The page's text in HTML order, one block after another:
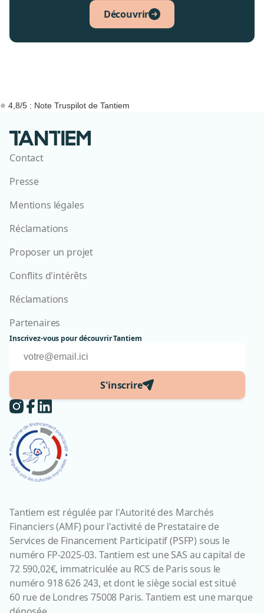
Découvrir
⭐ 4,8/5 : Note Truspilot de Tantiem
Contact
Presse
Mentions légales
Réclamations
Proposer un projet
Conflits d'intérêts
Réclamations
Partenaires
Inscrivez-vous pour découvrir Tantiem
S'inscrire
Tantiem est régulée par l'Autorité des Marchés
Financiers (AMF) pour l'activité de Prestataire de
Services de Financement Participatif (PSFP) sous le
numéro FP-2025-03. Tantiem est une SAS au capital de
72 590,02€, immatriculée au RCS de Paris sous le
numéro 918 626 243, et dont le siège social est situé
60 rue de Londres 75008 Paris. Tantiem est une marque